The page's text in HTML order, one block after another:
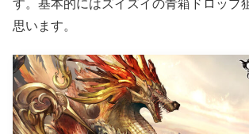
す。基本的にはズイズイの青箱ドロップ
思います。